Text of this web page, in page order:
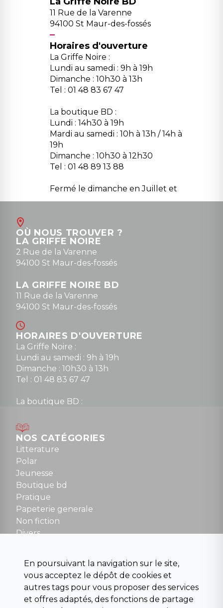
11 Rue de la Varenne
94100 St Maur-des-fossés
Horaires d'ouverture
La Griffe Noire :
Lundi au samedi : 9h à 19h
Dimanche : 10h30 à 13h
Tel : 01 48 83 67 47
La boutique BD :
Lundi : 14h30 à 19h
Mardi au samedi : 10h à 13h / 14h à
19h
Dimanche : 10h30 à 12h30
Tel : 01 48 89 13 88
Fermé le dimanche en Juillet et
Août
contact@la-griffe-noire.com
0148836747
OÙ NOUS TROUVER ?
LA GRIFFE NOIRE
2 Rue de la Varenne
94100 St Maur-des-fossés
LA GRIFFE NOIRE BD
11 Rue de la Varenne
94100 St Maur-des-fossés
HORAIRES D'OUVERTURE
La Griffe Noire :
Lundi au samedi : 9h à 19h
Dimanche : 10h30 à 13h
Tel : 01 48 83 67 47
La boutique BD :
Mardi au samedi : 10h à 13h / 14h à 19h
Dimanche : 10h30 à 12h30
Tel : 01 48 89 13 88
Fermé le dimanche en Juillet et Août
NOUS CONTACTER
contact@la-griffe-noire.com
NOS CATÉGORIES
Litterature
Polar
Jeunesse
Boutique bd
Pratique
Papeterie generale
Non fiction
Divers
Para scolaire
Histoire
Pochoteque
Pleiade
En poursuivant la navigation sur le site,
vous acceptez le dépôt de cookies et
autres tags pour vous proposer des services
et offres adaptés, des fonctions de partage